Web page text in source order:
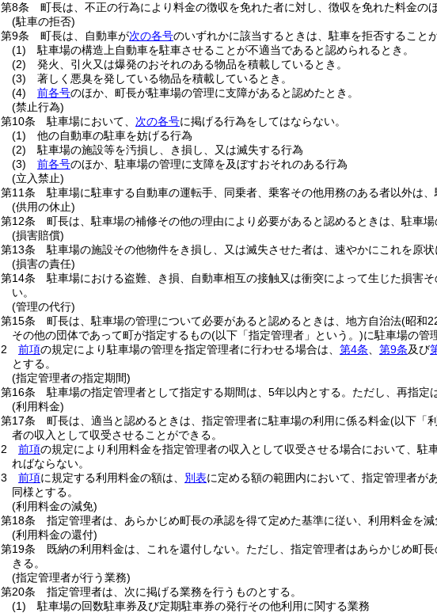
第8条
町長は、不正の行為により料金の徴収を免れた者に対し、徴収を免れた料金の
(駐車の拒否)
第9条
町長は、自動車が次の各号のいずれかに該当するときは、駐車を拒否することが
(1)
駐車場の構造上自動車を駐車させることが不適当であると認められるとき。
(2)
発火、引火又は爆発のおそれのある物品を積載しているとき。
(3)
著しく悪臭を発している物品を積載しているとき。
(4)
前各号のほか、町長が駐車場の管理に支障があると認めたとき。
(禁止行為)
第10条
駐車場において、 次の各号に掲げる行為をしてはならない。
(1)
他の自動車の駐車を妨げる行為
(2)
駐車場の施設等を汚損し、き損し、又は滅失する行為
(3)
前各号のほか、駐車場の管理に支障を及ぼすおそれのある行為
(立入禁止)
第11条
駐車場に駐車する自動車の運転手、同乗者、乗客その他用務のある者以外は、
(供用の休止)
第12条
町長は、駐車場の補修その他の理由により必要があると認めるときは、駐車
(損害賠償)
第13条
駐車場の施設その他物件をき損し、又は滅失させた者は、速やかにこれを原
(損害の責任)
第14条
駐車場における盗難、き損、自動車相互の接触又は衝突によって生じた損害
い。
(管理の代行)
第15条
町長は、駐車場の管理について必要があると認めるときは、地方自治法(昭和
その他の団体であって町が指定するもの(以下「指定管理者」という。)に駐車場の管
2
前項の規定により駐車場の管理を指定管理者に行わせる場合は、 第4条 第9条及び
とする。
(指定管理者の指定期間)
第16条
駐車場の指定管理者として指定する期間は、5年以内とする。 ただし、再指定
(利用料金)
第17条
町長は、適当と認めるときは、指定管理者に駐車場の利用に係る料金(以下「
者の収入として収受させることができる。
2
前項の規定により利用料金を指定管理者の収入として収受させる場合において、
ればならない。
3
前項に規定する利用料金の額は、 別表に定める額の範囲内において、指定管理者が
同様とする。
(利用料金の減免)
第18条
指定管理者は、あらかじめ町長の承認を得て定めた基準に従い、利用料金を減
(利用料金の還付)
第19条
既納の利用料金は、これを還付しない。 ただし、指定管理者はあらかじめ町
きる。
(指定管理者が行う業務)
第20条
指定管理者は、次に掲げる業務を行うものとする。
(1)
駐車場の回数駐車券及び定期駐車券の発行その他利用に関する業務